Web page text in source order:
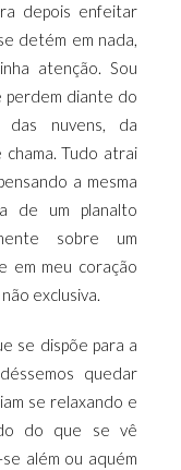
depois enfeitar
detém em nada,
atenção. Sou
perdem diante do
nuvens, da
Tudo atrai
a mesma
de um planalto
sobre um
em meu coração
exclusiva.
se dispõe para a
quedar
se relaxando e
do que se vê
além ou aquém